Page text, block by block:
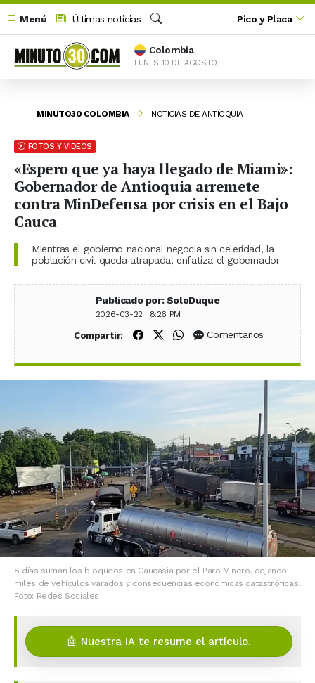
Menú
Últimas noticias
Buscar
Pico y Placa
Colombia
LUNES 10 DE AGOSTO
MINUTO30 COLOMBIA NOTICIAS DE ANTIOQUIA
FOTOS Y VIDEOS
«Espero que ya haya llegado de Miami»:
Gobernador de Antioquia arremete
contra MinDefensa por crisis en el Bajo
Cauca
Mientras el gobierno nacional negocia sin celeridad, la
población civil queda atrapada, enfatiza el gobernador
Publicado por: SoloDuque
2026-03-22 | 8:26 PM
Compartir: Compartir en Facebook
Compartir en X (Twitter)
Compartir en WhatsApp
Comentarios
8 días suman los bloqueos en Caucasia por el Paro Minero, dejando
miles de vehículos varados y consecuencias económicas catastróficas.
Foto: Redes Sociales
🤖 Nuestra IA te resume el artículo.